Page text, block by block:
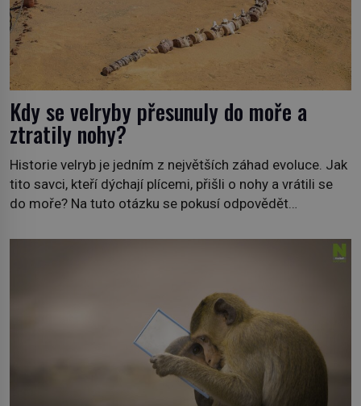
Kdy se velryby přesunuly do moře a
ztratily nohy?
Historie velryb je jedním z největších záhad evoluce. Jak
tito savci, kteří dýchají plícemi, přišli o nohy a vrátili se
do moře? Na tuto otázku se pokusí odpovědět
premiéru ve čtvrtek 29. února ve 20:00 na televizní